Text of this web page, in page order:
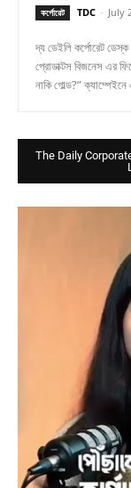
কর্পোরেট TDC - July
দ্য ডেইলি কর্পোরেট ডেস্ক ঢাকা, ২৬ জুলাই ২০২৬: এসিআই হাইজিন
প্রোডাক্টস বিজনেস এর
নাকি গোল্ড?”
The Daily